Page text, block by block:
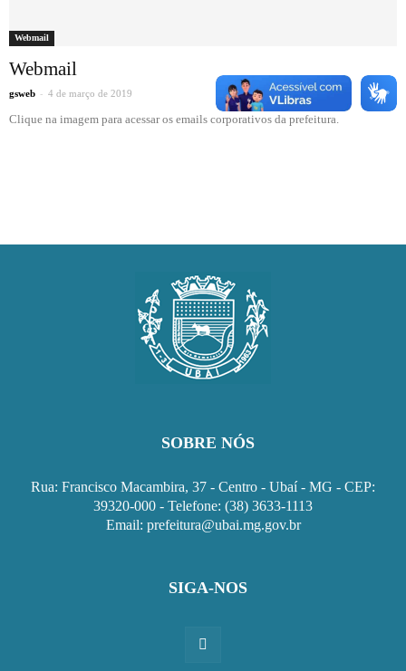
Webmail
Webmail
gsweb - 4 de março de 2019 0
Clique na imagem para acessar os emails corporativos da prefeitura.
SOBRE NÓS
Rua: Francisco Macambira, 37 - Centro - Ubaí - MG - CEP:
39320-000 - Telefone: (38) 3633-1113
Email: prefeitura@ubai.mg.gov.br
SIGA-NOS